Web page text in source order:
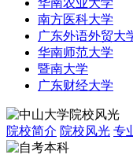
南方医科大学
广东外语外贸大
华南师范大学
暨南大学
广东财经大学
院校简介 院校风光 专